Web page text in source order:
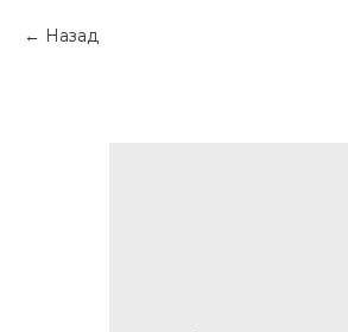
Назад